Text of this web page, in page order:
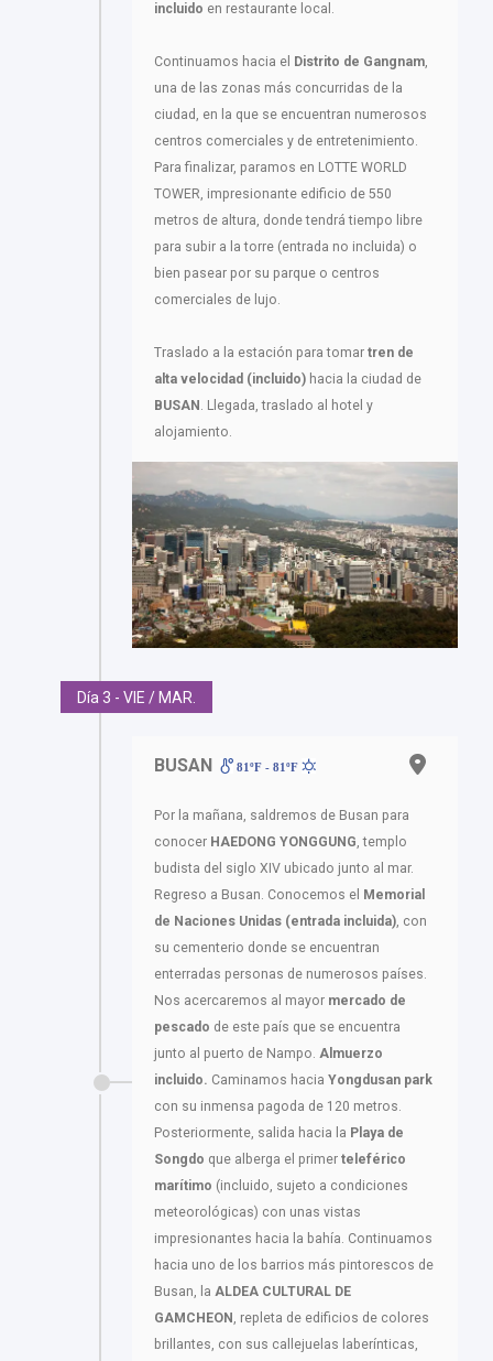
incluido en restaurante local.
Continuamos hacia el Distrito de Gangnam,
una de las zonas más concurridas de la
ciudad, en la que se encuentran numerosos
centros comerciales y de entretenimiento.
Para finalizar, paramos en LOTTE WORLD
TOWER, impresionante edificio de 550
metros de altura, donde tendrá tiempo libre
para subir a la torre (entrada no incluida) o
bien pasear por su parque o centros
comerciales de lujo.
Traslado a la estación para tomar tren de
alta velocidad (incluido) hacia la ciudad de
BUSAN . Llegada, traslado al hotel y
alojamiento.
Día 3 - VIE / MAR.
BUSAN 81ºF - 81ºF
Por la mañana, saldremos de Busan para
conocer HAEDONG YONGGUNG , templo
budista del siglo XIV ubicado junto al mar.
Regreso a Busan. Conocemos el Memorial
de Naciones Unidas (entrada incluida) , con
su cementerio donde se encuentran
enterradas personas de numerosos países.
Nos acercaremos al mayor mercado de
pescado de este país que se encuentra
junto al puerto de Nampo. Almuerzo
incluido. Caminamos hacia Yongdusan park
con su inmensa pagoda de 120 metros.
Posteriormente, salida hacia la Playa de
Songdo que alberga el primer teleférico
marítimo (incluido, sujeto a condiciones
meteorológicas) con unas vistas
impresionantes hacia la bahía. Continuamos
hacia uno de los barrios más pintorescos de
Busan, la ALDEA CULTURAL DE
GAMCHEON , repleta de edificios de colores
brillantes, con sus callejuelas laberínticas,